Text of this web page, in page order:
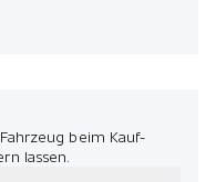
beim Kauf-
lassen.